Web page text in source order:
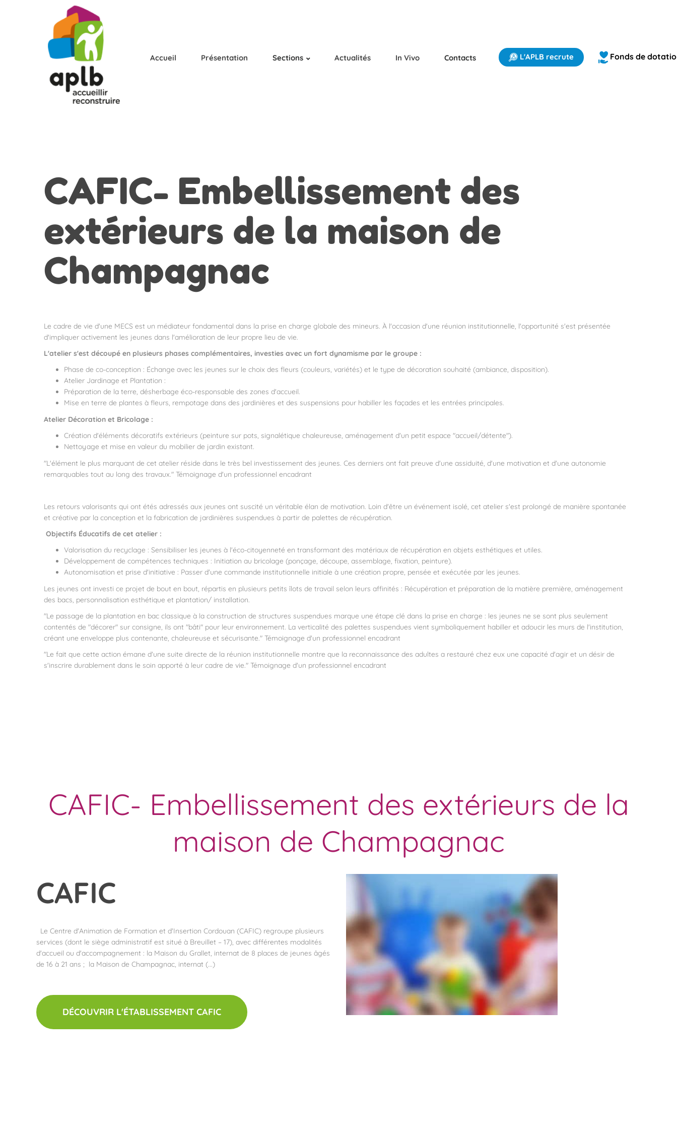
Accueil Présentation Sections Actualités In Vivo Contacts L'APLB recrute Fonds de
CAFIC- Embellissement des
extérieurs de la maison de
Champagnac
Le cadre de vie d'une MECS est un médiateur fondamental dans la prise en charge globale des mineurs. À l'occasion d'une réunion institutionnelle, l'opportunité s'est présentée
d'impliquer activement les jeunes dans l'amélioration de leur propre lieu de vie.
L'atelier s'est découpé en plusieurs phases complémentaires, investies avec un fort dynamisme par le groupe :
Phase de co-conception : Échange avec les jeunes sur le choix des fleurs (couleurs, variétés) et le type de décoration souhaité (ambiance, disposition).
Atelier Jardinage et Plantation :
Préparation de la terre, désherbage éco-responsable des zones d'accueil.
Mise en terre de plantes à fleurs, rempotage dans des jardinières et des suspensions pour habiller les façades et les entrées principales.
Atelier Décoration et Bricolage :
Création d'éléments décoratifs extérieurs (peinture sur pots, signalétique chaleureuse, aménagement d'un petit espace "accueil/détente").
Nettoyage et mise en valeur du mobilier de jardin existant.
"L'élément le plus marquant de cet atelier réside dans le très bel investissement des jeunes. Ces derniers ont fait preuve d'une assiduité, d'une motivation et d'une autonomie
remarquables tout au long des travaux." Témoignage d'un professionnel encadrant
Les retours valorisants qui ont étés adressés aux jeunes ont suscité un véritable élan de motivation. Loin d'être un événement isolé, cet atelier s'est prolongé de manière spontanée
et créative par la conception et la fabrication de jardinières suspendues à partir de palettes de récupération.
Objectifs Éducatifs de cet atelier :
Valorisation du recyclage : Sensibiliser les jeunes à l'éco-citoyenneté en transformant des matériaux de récupération en objets esthétiques et utiles.
Développement de compétences techniques : Initiation au bricolage (ponçage, découpe, assemblage, fixation, peinture).
Autonomisation et prise d'initiative : Passer d'une commande institutionnelle initiale à une création propre, pensée et exécutée par les jeunes.
Les jeunes ont investi ce projet de bout en bout, répartis en plusieurs petits îlots de travail selon leurs affinités : Récupération et préparation de la matière première, aménagement
des bacs, personnalisation esthétique et plantation/ installation.
"Le passage de la plantation en bac classique à la construction de structures suspendues marque une étape clé dans la prise en charge : les jeunes ne se sont plus seulement
contentés de "décorer" sur consigne, ils ont "bâti" pour leur environnement. La verticalité des palettes suspendues vient symboliquement habiller et adoucir les murs de l'institution,
créant une enveloppe plus contenante, chaleureuse et sécurisante." Témoignage d'un professionnel encadrant
"Le fait que cette action émane d'une suite directe de la réunion institutionnelle montre que la reconnaissance des adultes a restauré chez eux une capacité d'agir et un désir de
s'inscrire durablement dans le soin apporté à leur cadre de vie." Témoignage d'un professionnel encadrant
CAFIC- Embellissement des extérieurs de la
maison de Champagnac
CAFIC
Le Centre d'Animation de Formation et d'Insertion Cordouan (CAFIC) regroupe plusieurs
services (dont le siège administratif est situé à Breuillet – 17), avec différentes modalités
d'accueil ou d'accompagnement : la Maison du Grallet, internat de 8 places de jeunes âgés
de 16 à 21 ans ; la Maison de Champagnac, internat (...)
DÉCOUVRIR L'ÉTABLISSEMENT CAFIC